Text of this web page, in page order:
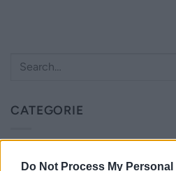
Do Not Process My
CATEGORIE